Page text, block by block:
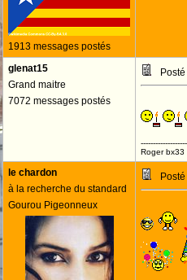
1913 messages postés
glenat15
Grand maitre
7072 messages postés
Posté
Roger bx33
le chardon
à la recherche du standard
Gourou Pigeonneux
Posté